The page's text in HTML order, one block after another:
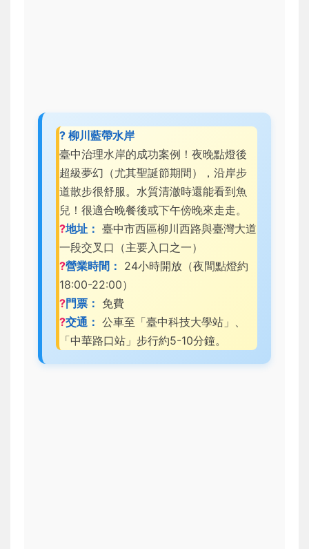
? 柳川藍帶水岸
臺中治理水岸的成功案例！夜晚點燈後
超級夢幻（尤其聖誕節期間），沿岸步
道散步很舒服。水質清澈時還能看到魚
兒！很適合晚餐後或下午傍晚來走走。
?地址： 臺中市西區柳川西路與臺灣大道
一段交叉口（主要入口之一）
?營業時間： 24小時開放（夜間點燈約
18:00-22:00）
?門票： 免費
?交通： 公車至「臺中科技大學站」、
「中華路口站」步行約5-10分鐘。